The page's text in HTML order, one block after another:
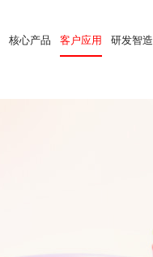
核心产品 客户应用 研发智造